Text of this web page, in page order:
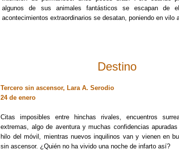
algunos de sus animales fantásticos se escapan de
acontecimientos extraordinarios se desatan, poniendo en vilo
Destino
Tercero sin ascensor, Lara A. Serodio
24 de enero
Citas imposibles entre hinchas rivales, encuentros
extremas, algo de aventura y muchas confidencias
hilo del móvil, mientras nuevos inquilinos van y vienen en
sin ascensor. ¿Quién no ha vivido una noche de infarto así?